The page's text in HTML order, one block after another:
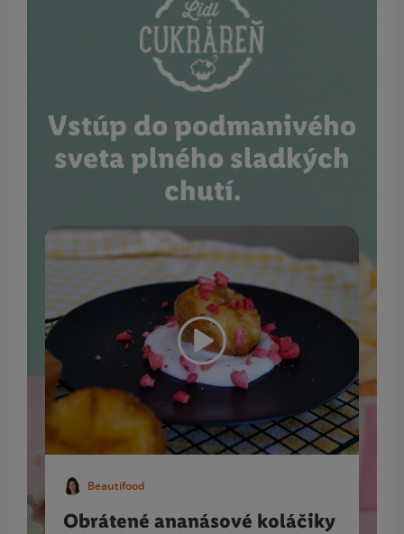
Vstúp do podmanivého
sveta plného sladkých
chutí.
Beautifood
Obrátené ananásové koláčiky